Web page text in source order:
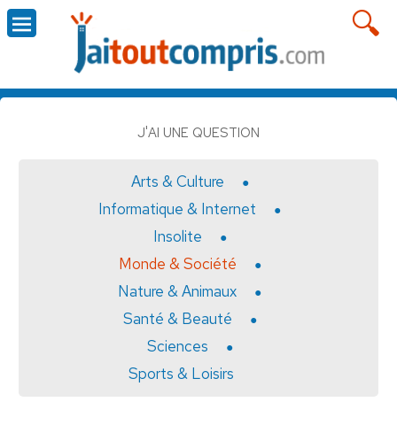
J'AI UNE QUESTION
Arts & Culture
Informatique & Internet
Insolite
Monde & Société
Nature & Animaux
Santé & Beauté
Sciences
Sports & Loisirs